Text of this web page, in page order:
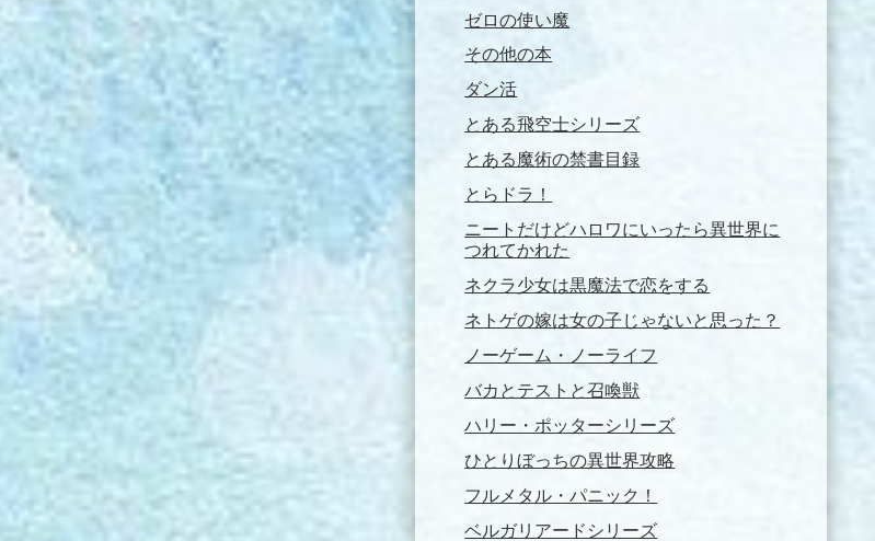
ゼロの使い魔
その他の本
ダン活
とある飛空士シリーズ
とある魔術の禁書目録
とらドラ！
ニートだけどハロワにいったら異世界に
つれてかれた
ネクラ少女は黒魔法で恋をする
ネトゲの嫁は女の子じゃないと思った？
ノーゲーム・ノーライフ
バカとテストと召喚獣
ハリー・ポッターシリーズ
ひとりぼっちの異世界攻略
フルメタル・パニック！
ベルガリアードシリーズ